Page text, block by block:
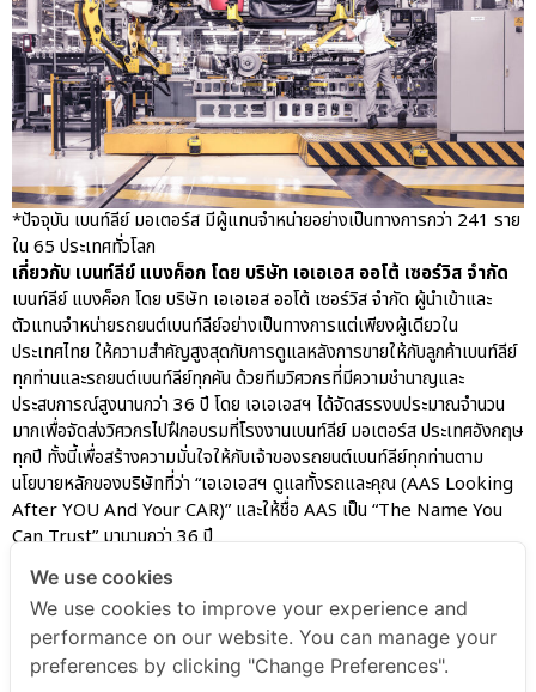
*ปัจจุบัน เบนท์ลีย์ มอเตอร์ส มีผู้แทนจำหน่ายอย่างเป็นทางการกว่า 241 ราย
ใน 65 ประเทศทั่วโลก
เกี่ยวกับ เบนท์ลีย์ แบงค็อก โดย บริษัท เอเอเอส ออโต้ เซอร์วิส จำกัด
เบนท์ลีย์ แบงค็อก โดย บริษัท เอเอเอส ออโต้ เซอร์วิส จำกัด ผู้นำเข้าและ
ตัวแทนจำหน่ายรถยนต์เบนท์ลีย์อย่างเป็นทางการแต่เพียงผู้เดียวใน
ประเทศไทย ให้ความสำคัญสูงสุดกับการดูแลหลังการขายให้กับลูกค้าเบนท์ลีย์
ทุกท่านและรถยนต์เบนท์ลีย์ทุกคัน ด้วยทีมวิศวกรที่มีความชำนาญและ
ประสบการณ์สูงนานกว่า 36 ปี โดย เอเอเอสฯ ได้จัดสรรงบประมาณจำนวน
มากเพื่อจัดส่งวิศวกรไปฝึกอบรมที่โรงงานเบนท์ลีย์ มอเตอร์ส ประเทศอังกฤษ
ทุกปี ทั้งนี้เพื่อสร้างความมั่นใจให้กับเจ้าของรถยนต์เบนท์ลีย์ทุกท่านตาม
นโยบายหลักของบริษัทที่ว่า “เอเอเอสฯ ดูแลทั้งรถและคุณ (AAS Looking
After YOU And Your CAR)” และให้ชื่อ AAS เป็น “The Name You
Can Trust” มานานกว่า 36 ปี
AAS Bentley Marketing
AAS Bentley Marketing January 16, 2023 2:58 pm
We use cookies
We use cookies to improve your experience and
performance on our website. You can manage your
preferences by clicking "Change Preferences".